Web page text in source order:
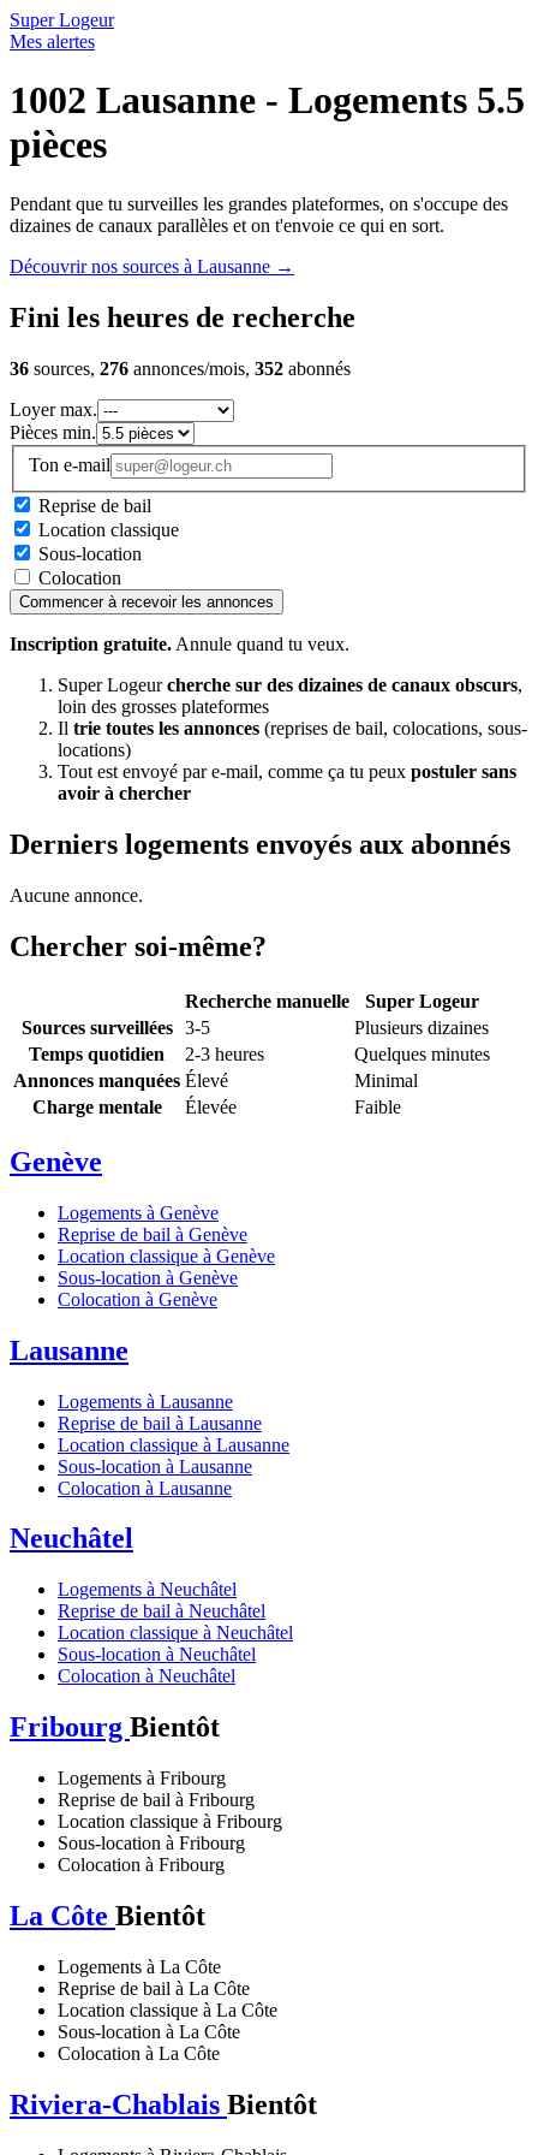
Super Logeur
Mes alertes
1002 Lausanne - Logements 5.5
pièces
Pendant que tu surveilles les grandes plateformes, on s'occupe des
dizaines de canaux parallèles et on t'envoie ce qui en sort.
Découvrir nos sources à Lausanne →
Fini les heures de recherche
36 sources, 276 annonces/mois, 352 abonnés
Loyer max.
Pièces min.
Ton e-mail
Reprise de bail
Location classique
Sous-location
Colocation
Commencer à recevoir les annonces
Inscription gratuite. Annule quand tu veux.
Super Logeurcherche sur des dizaines de canaux obscurs,
loin des grosses plateformes
Il trie toutes les annonces (reprises de bail, colocations, sous-
locations)
Tout est envoyé par e-mail, comme ça tu peux postuler sans
avoir à chercher
Derniers logements envoyés aux abonnés
Aucune annonce.
Chercher soi-même?
Recherche manuelle
Super Logeur
Sources surveillées
3-5
Plusieurs dizaines
Temps quotidien
2-3 heures
Quelques minutes
Annonces manquées Élevé
Minimal
Charge mentale
Élevée Faible
Genève
Logements à Genève
Reprise de bail à Genève
Location classique à Genève
Sous-location à Genève
Colocation à Genève
Lausanne
Logements à Lausanne
Reprise de bail à Lausanne
Location classique à Lausanne
Sous-location à Lausanne
Colocation à Lausanne
Neuchâtel
Logements à Neuchâtel
Reprise de bail à Neuchâtel
Location classique à Neuchâtel
Sous-location à Neuchâtel
Colocation à Neuchâtel
Fribourg Bientôt
Logements à Fribourg
Reprise de bail à Fribourg
Location classique à Fribourg
Sous-location à Fribourg
Colocation à Fribourg
La Côte Bientôt
Logements à La Côte
Reprise de bail à La Côte
Location classique à La Côte
Sous-location à La Côte
Colocation à La Côte
Riviera-Chablais Bientôt